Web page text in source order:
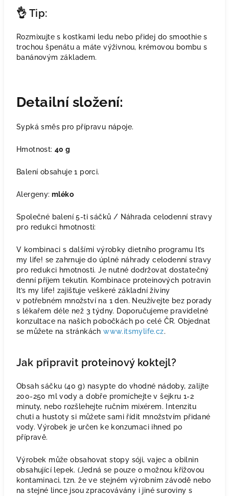
👌 Tip:
Rozmixujte s kostkami ledu nebo přidej do smoothie s
trochou špenátu a máte výživnou, krémovou bombu s
banánovým základem.
Detailní složení:
Sypká směs pro přípravu nápoje.
Hmotnost: 40 g
Balení obsahuje 1 porci.
Alergeny: mléko
Společné balení 5-ti sáčků / Náhrada celodenní stravy
pro redukci hmotnosti:
V kombinaci s dalšími výrobky dietního programu It’s
my life! se zahrnuje do úplné náhrady celodenní stravy
pro redukci hmotnosti. Je nutné dodržovat dostatečný
denní příjem tekutin. Kombinace proteinových potravin
It’s my life! zajišťuje veškeré základní živiny
v potřebném množství na 1 den. Neužívejte bez porady
s lékařem déle než 3 týdny. Doporučujeme pravidelné
konzultace na našich pobočkách po celé ČR. Objednat
se můžete na stránkáchwww.itsmylife.cz.
Jak připravit proteinový koktejl?
Obsah sáčku (40 g) nasypte do vhodné nádoby, zalijte
200-250 ml vody a dobře promíchejte v šejkru 1-2
minuty, nebo rozšlehejte ručním mixérem. Intenzitu
chuti a hustoty si můžete sami řídit množstvím přidané
vody. Výrobek je určen ke konzumaci ihned po
přípravě.
Výrobek může obsahovat stopy sóji, vajec a obilnin
obsahující lepek. (Jedná se pouze o možnou křížovou
kontaminaci, tzn. že ve stejném výrobním závodě nebo
na stejné lince jsou zpracovávány i jiné suroviny s